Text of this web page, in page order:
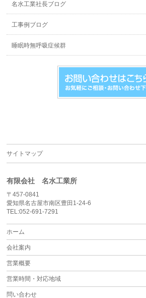
名水工業社長ブログ
工事例ブログ
睡眠時無呼吸症候群
サイトマップ
有限会社 名水工業所
〒457-0841
愛知県名古屋市南区豊田1-24-6
TEL:052-691-7291
ホーム
会社案内
営業概要
営業時間・対応地域
問い合わせ